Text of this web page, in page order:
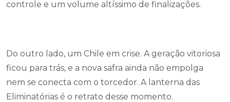
controle e um volume altíssimo de finalizações.
Do outro lado, um Chile em crise. A geração vitoriosa
ficou para trás, e a nova safra ainda não empolga
nem se conecta com o torcedor. A lanterna das
Eliminatórias é o retrato desse momento.